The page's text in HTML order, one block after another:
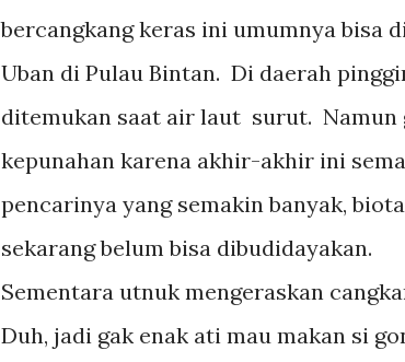
bercangkang keras ini umumnya bisa
Uban di Pulau Bintan. Di daerah
ditemukan saat air laut surut. Namun
kepunahan karena akhir-akhir ini
pencarinya yang semakin banyak,
sekarang belum bisa dibudidayakan.
Sementara utnuk mengeraskan
Duh, jadi gak enak ati mau makan si